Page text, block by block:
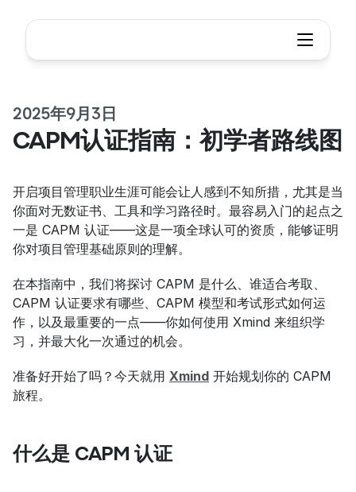
2025年9月3日
CAPM认证指南：初学者路线图
开启项目管理职业生涯可能会让人感到不知所措，尤其是当
你面对无数证书、工具和学习路径时。最容易入门的起点之
一是 CAPM 认证——这是一项全球认可的资质，能够证明
你对项目管理基础原则的理解。
在本指南中，我们将探讨 CAPM 是什么、谁适合考取、
CAPM 认证要求有哪些、CAPM 模型和考试形式如何运
作，以及最重要的一点——你如何使用 Xmind 来组织学
习，并最大化一次通过的机会。
准备好开始了吗？今天就用 Xmind 开始规划你的 CAPM
旅程。
什么是 CAPM 认证